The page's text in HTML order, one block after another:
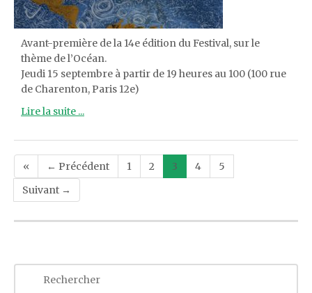
Avant-première de la 14e édition du Festival, sur le
thème de l’Océan.
Jeudi 15 septembre à partir de 19 heures au 100 (100 rue
de Charenton, Paris 12e)
Lire la suite ...
Post
navigation
« ← Précédent 1 2 3 4
5
Suivant →